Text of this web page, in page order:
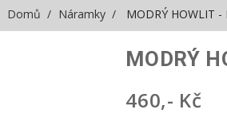
Domů Náramky MODRÝ HOWLIT -
MODRÝ
460,- Kč